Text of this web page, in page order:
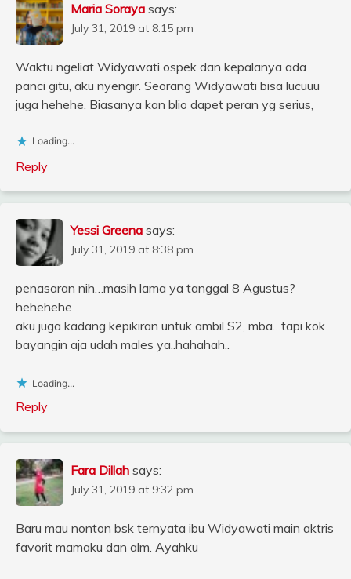
Maria Soraya says:
July 31, 2019 at 8:15 pm
Waktu ngeliat Widyawati ospek dan kepalanya ada
panci gitu, aku nyengir. Seorang Widyawati bisa lucuuu
juga hehehe. Biasanya kan blio dapet peran yg serius,
Loading...
Reply
Yessi Greena says:
July 31, 2019 at 8:38 pm
penasaran nih…masih lama ya tanggal 8 Agustus?
hehehehe
aku juga kadang kepikiran untuk ambil S2, mba…tapi kok
bayangin aja udah males ya..hahahah..
Loading...
Reply
Fara Dillah says:
July 31, 2019 at 9:32 pm
Baru mau nonton bsk ternyata ibu Widyawati main aktris
favorit mamaku dan alm. Ayahku